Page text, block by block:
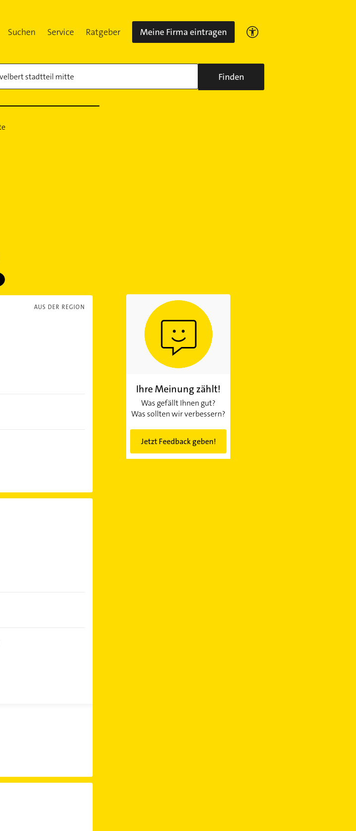
Suchen Service Ratgeber Meine Firma eintragen
Finden
AUS DER REGION
Ihre Meinung zählt!
Was gefällt Ihnen gut?
Was sollten wir verbessern?
Jetzt Feedback geben!